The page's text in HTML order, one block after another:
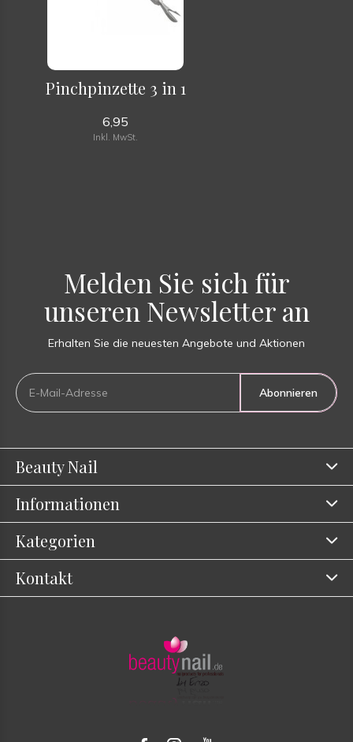
Pinchpinzette 3 in 1
6,95
Inkl. MwSt.
Melden Sie sich für
unseren Newsletter an
Erhalten Sie die neuesten Angebote und Aktionen
Abonnieren
Beauty Nail
Informationen
Kategorien
Kontakt